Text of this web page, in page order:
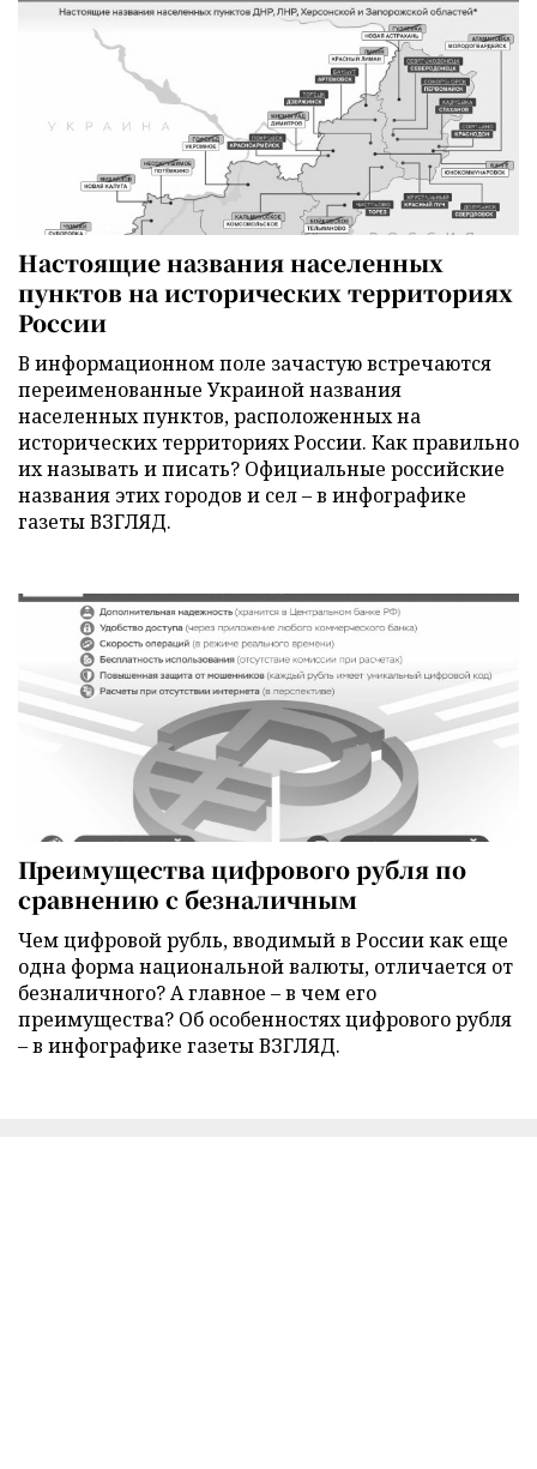
Настоящие названия населенных
пунктов на исторических территориях
России
В информационном поле зачастую встречаются
переименованные Украиной названия
населенных пунктов, расположенных на
исторических территориях России. Как правильно
их называть и писать? Официальные российские
названия этих городов и сел – в инфографике
газеты ВЗГЛЯД.
Преимущества цифрового рубля по
сравнению с безналичным
Чем цифровой рубль, вводимый в России как еще
одна форма национальной валюты, отличается от
безналичного? А главное – в чем его
преимущества? Об особенностях цифрового рубля
– в инфографике газеты ВЗГЛЯД.